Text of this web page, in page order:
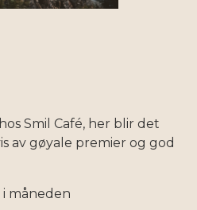
Smil Café, her blir det
av gøyale premier og god
måneden